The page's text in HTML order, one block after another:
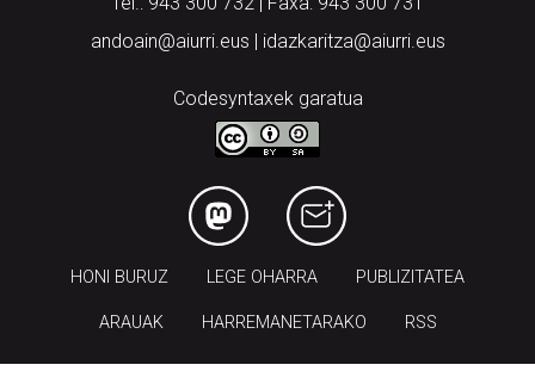
andoain@aiurri.eus | idazkaritza@aiurri.eus
Codesyntaxek garatua
HONI BURUZ LEGE OHARRA PUBLIZITATEA
ARAUAK HARREMANETARAKO RSS